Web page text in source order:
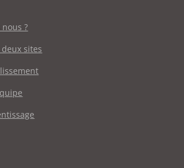
?
sites